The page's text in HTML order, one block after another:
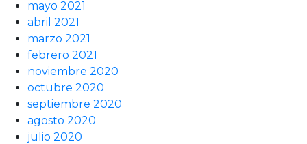
mayo 2021
abril 2021
marzo 2021
febrero 2021
noviembre 2020
octubre 2020
septiembre 2020
agosto 2020
julio 2020